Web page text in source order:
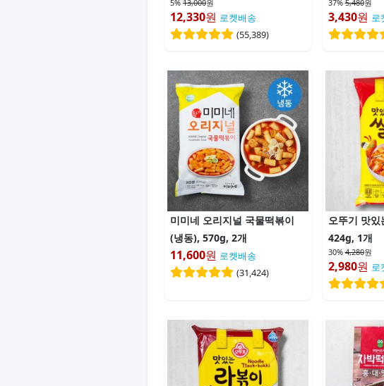
5% 13,000원
12,330원 로켓배송
(55,389)
37% 5,480원
3,430원 로
미미네 오리지널 국물떡볶이
(냉동), 570g, 2개
11,600원 로켓배송
(31,424)
오뚜기 맛
424g, 1개
30% 4,280원
2,980원 로